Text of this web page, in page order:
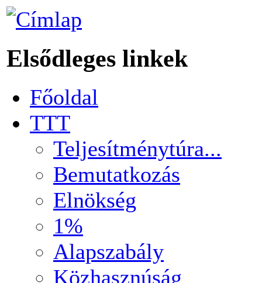
Elsődleges linkek
Főoldal
TTT
Teljesítménytúra...
Bemutatkozás
Elnökség
1%
Alapszabály
Közhasznúság